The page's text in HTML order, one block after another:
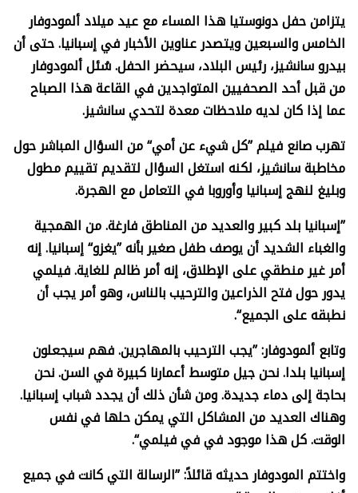
يتزامن حفل دونوستيا هذا المساء مع عيد ميلاد ألمودوفار
الخامس والسبعين ويتصدر عناوين الأخبار في إسبانيا. حتى أن
بيدرو سانشيز، رئيس البلاد، سيحضر الحفل. سُئل ألمودوفار
من قبل أحد الصحفيين المتواجدين في القاعة هذا الصباح
عما إذا كان لديه ملاحظات معدة لتحدي سانشيز.
تهرب صانع فيلم ”كل شيء عن أمي“ من السؤال المباشر حول
مخاطبة سانشيز، لكنه استغل السؤال لتقديم تقييم مطول
وبليغ لنهج إسبانيا وأوروبا في التعامل مع الهجرة.
”إسبانيا بلد كبير والعديد من المناطق فارغة. من الهمجية
والغباء الشديد أن يوصف طفل صغير بأنه ”يغزو“ إسبانيا. إنه
أمر غير منطقي على الإطلاق، إنه أمر ظالم للغاية. فيلمي
يدور حول فتح الذراعين والترحيب بالناس، وهو أمر يجب أن
نطبقه على الجميع“.
وتابع ألمودوفار: ”يجب الترحيب بالمهاجرين. فهم سيجعلون
إسبانيا بلدا. نحن جيل متوسط أعمارنا كبيرة في السن. نحن
بحاجة إلى دماء جديدة. ومن شأن ذلك أن يجدد شباب إسبانيا.
وهناك العديد من المشاكل التي يمكن حلها في نفس
الوقت. كل هذا موجود في في فيلمي“.
واختتم المودوفار حديثه قائلاً: ”الرسالة التي كانت في جميع